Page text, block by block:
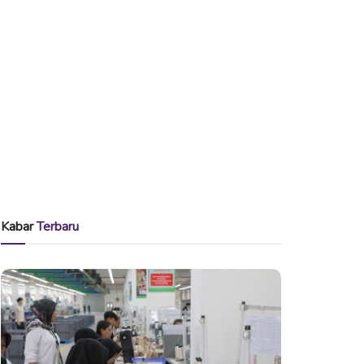
KabarTerbaru